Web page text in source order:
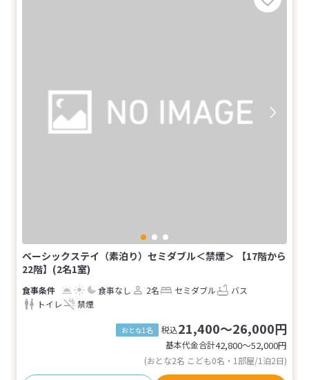
ベーシックステイ（素泊り）セミダブル＜禁煙＞ 【17階から
22階】(2名1室)
食事なし 2名 セミダブル
バス
トイレ
禁煙
おとな1名 税込21,400～26,000円
基本代金合計42,800〜52,000円
(おとな2名 こども0名・1部屋/1泊2日)